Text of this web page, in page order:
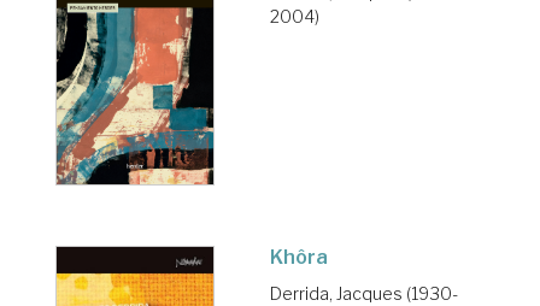
2004)
Khôra
Derrida, Jacques (1930-